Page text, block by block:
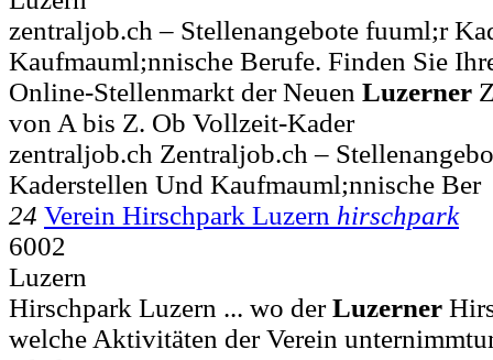
zentraljob.ch – Stellenangebote fuuml;r
Kaufmauml;nnische Berufe. Finden Sie
Online-Stellenmarkt der Neuen Luzerner
von A bis Z. Ob Vollzeit-Kader
zentraljob.ch Zentraljob.ch –
Kaderstellen Und Kaufmauml;nnische Ber
24 Verein Hirschpark Luzern hirschpark
6002
Luzern
Hirschpark Luzern ... wo derLuzerner
welche Aktivitäten der Verein